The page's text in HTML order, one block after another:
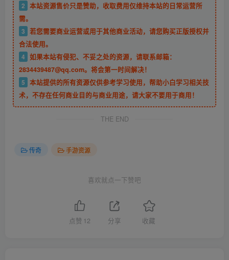
2 本站资源售价只是赞助，收取费用仅维持本站的日常运营所
需。
3 若您需要商业运营或用于其他商业活动，请您购买正版授权并
合法使用。
4 如果本站有侵犯、不妥之处的资源，请联系邮箱：
2834439487@qq.com。将会第一时间解决！
5 本站提供的所有资源仅供参考学习使用，帮助小白学习相关技
术，不存在任何商业目的与商业用途，请大家不要用于商用！
THE END
传奇 手游资源
喜欢就点一下赞吧
点赞 12 分享 收藏